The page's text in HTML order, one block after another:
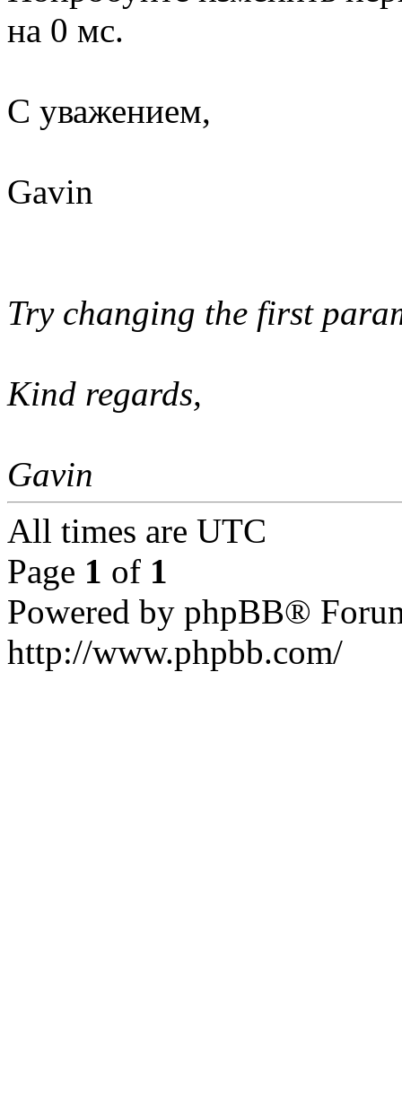
на 0 мс.
С уважением,
Gavin
Try changing the first
Kind regards,
Gavin
All times are UTC
Page 1 of 1
Powered by phpBB®
http://www.phpbb.com/